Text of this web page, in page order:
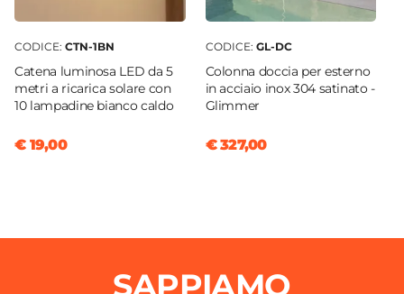
CODICE: CTN-1BN
Catena luminosa LED da 5
metri a ricarica solare con
10 lampadine bianco caldo
€ 19,00
CODICE: GL-DC
Colonna doccia per esterno
in acciaio inox 304 satinato -
Glimmer
€ 327,00
SAPPIAMO